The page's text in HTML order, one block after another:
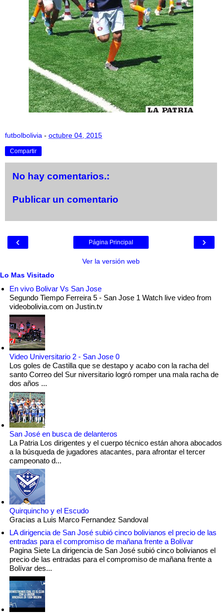
futbolbolivia - octubre 04, 2015
Compartir
No hay comentarios.:
Publicar un comentario
‹ ›
Página Principal
Ver la versión web
Lo Mas Visitado
En vivo Bolivar Vs San Jose
Segundo Tiempo Ferreira 5 - San Jose 1 Watch live video from
videobolivia.com on Justin.tv
Video Universitario 2 - San Jose 0
Los goles de Castilla que se destapo y acabo con la racha del
santo Correo del Sur niversitario logró romper una mala racha de
dos años ...
San José en busca de delanteros
La Patria Los dirigentes y el cuerpo técnico están ahora abocados
a la búsqueda de jugadores atacantes, para afrontar el tercer
campeonato d...
Quirquincho y el Escudo
Gracias a Luis Marco Fernandez Sandoval
LA dirigencia de San José subió cinco bolivianos el precio de las
entradas para el compromiso de mañana frente a Bolívar
Pagina Siete La dirigencia de San José subió cinco bolivianos el
precio de las entradas para el compromiso de mañana frente a
Bolívar des...